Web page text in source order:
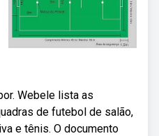
Webele lista as
de futebol de salão,
e tênis. O documento